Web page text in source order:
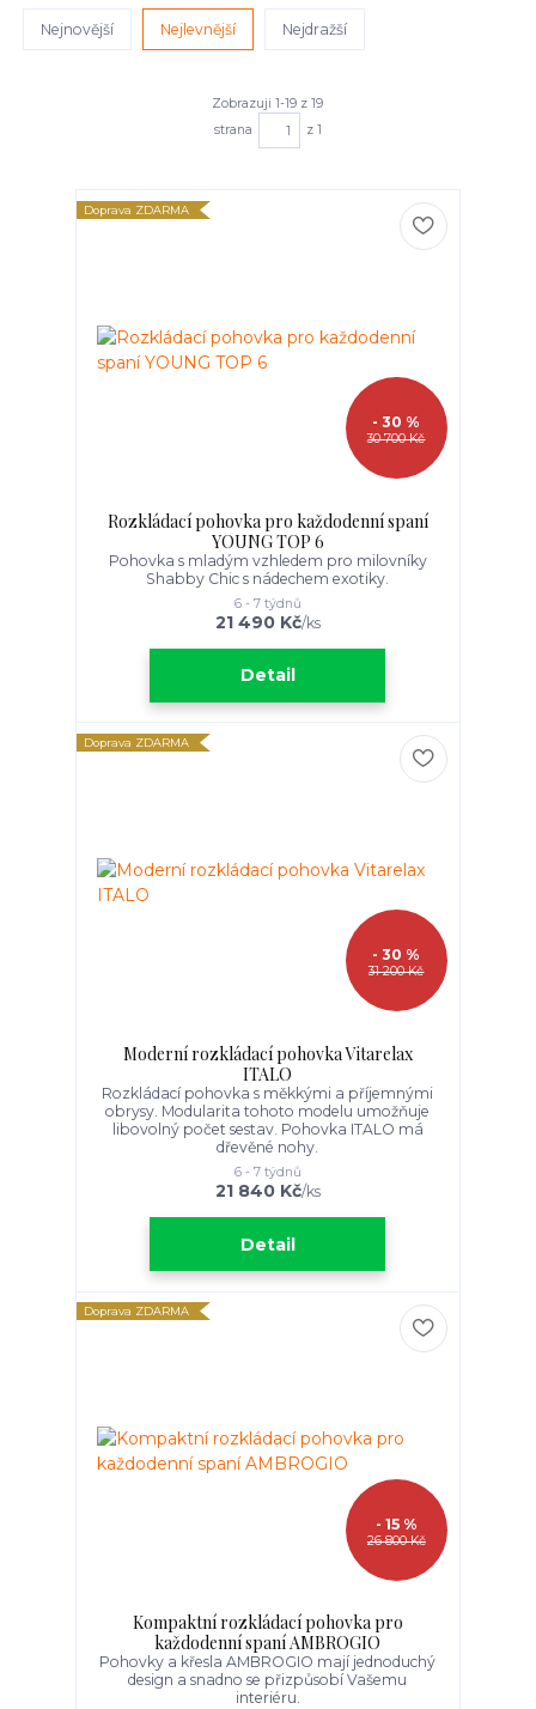
Nejnovější Nejlevnější Nejdražší
Zobrazuji 1-19 z 19
strana
z 1
Doprava ZDARMA
30 700 Kč
- 30 %
Rozkládací pohovka pro každodenní spaní
YOUNG TOP 6
Pohovka s mladým vzhledem pro milovníky
Shabby Chic s nádechem exotiky.
21 490 Kč/ks
6 - 7 týdnů
Detail
Doprava ZDARMA
31 200 Kč
- 30 %
Moderní rozkládací pohovka Vitarelax
ITALO
Rozkládací pohovka s měkkými a příjemnými
obrysy. Modularita tohoto modelu umožňuje
libovolný počet sestav. Pohovka ITALO má
dřevěné nohy.
21 840 Kč/ks
6 - 7 týdnů
Detail
Doprava ZDARMA
26 800 Kč
- 15 %
Kompaktní rozkládací pohovka pro
každodenní spaní AMBROGIO
Pohovky a křesla AMBROGIO mají jednoduchý
design a snadno se přizpůsobí Vašemu
interiéru.